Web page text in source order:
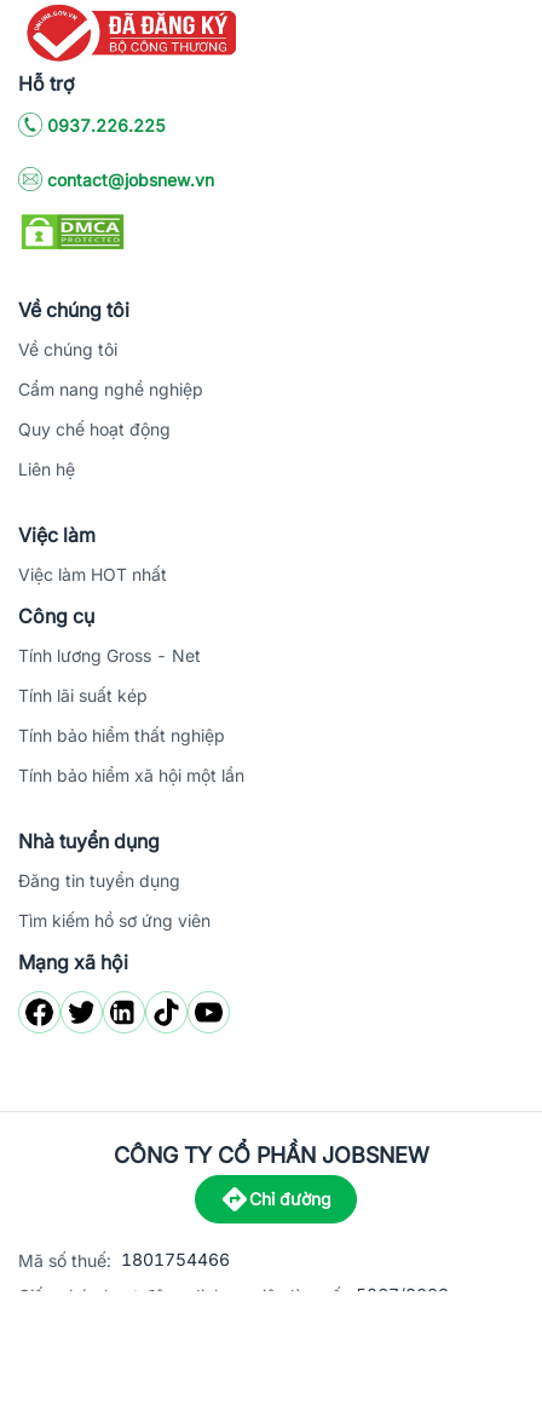
Hỗ trợ
0937.226.225
contact@jobsnew.vn
Về chúng tôi
Về chúng tôi
Cẩm nang nghề nghiệp
Quy chế hoạt động
Liên hệ
Việc làm
Việc làm HOT nhất
Công cụ
Tính lương Gross - Net
Tính lãi suất kép
Tính bảo hiểm thất nghiệp
Tính bảo hiểm xã hội một lần
Nhà tuyển dụng
Đăng tin tuyển dụng
Tìm kiếm hồ sơ ứng viên
Mạng xã hội
CÔNG TY CỔ PHẦN JOBSNEW
Chỉ đường
Mã số thuế: 1801754466
Giấy phép hoạt động dịch vụ việc làm số:
5867/2023